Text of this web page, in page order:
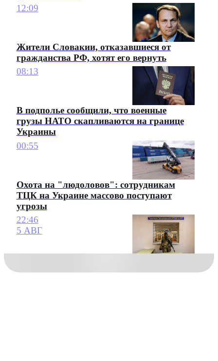
12:09
Жители Словакии, отказавшиеся от
гражданства РФ, хотят его вернуть
08:13
В подполье сообщили, что военные
грузы НАТО скапливаются на границе
Украины
00:55
Охота на "людоловов": сотрудникам
ТЦК на Украине массово поступают
угрозы
22:46
5 АВГ